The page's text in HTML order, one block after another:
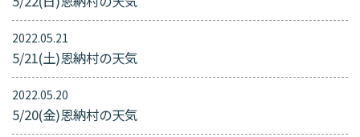
2022.05.21
5/21(土)恩納村の天気
2022.05.20
5/20(金)恩納村の天気